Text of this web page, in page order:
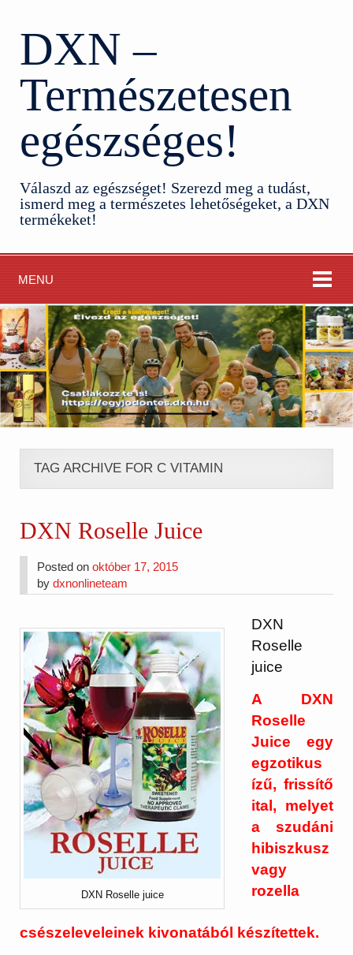
DXN –
Természetesen
egészséges!
Válaszd az egészséget! Szerezd meg a tudást,
ismerd meg a természetes lehetőségeket, a DXN
termékeket!
MENU
TAG ARCHIVE FOR C VITAMIN
DXN Roselle Juice
Posted onoktóber 17, 2015
bydxnonlineteam
DXN Roselle juice
DXN
Roselle
juice
A DXN
Roselle
Juice egy
egzotikus
ízű, frissítő
ital, melyet
a szudáni
hibiszkusz
vagy
rozella
csészeleveleinek kivonatából készítettek.